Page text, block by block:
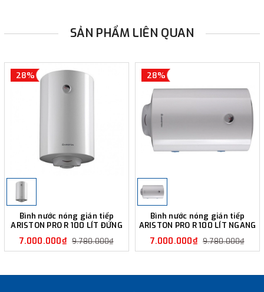
SẢN PHẨM LIÊN QUAN
28%
Bình nước nóng gián tiếp
ARISTON PRO R 100 LÍT ĐỨNG
7.000.000₫ 9.780.000₫
28%
Bình nước nóng gián tiếp
ARISTON PRO R 100 LÍT NGANG
7.000.000₫ 9.780.000₫